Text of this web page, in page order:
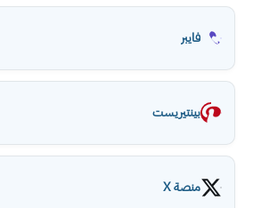
فايبر
بينتيريست
منصة X